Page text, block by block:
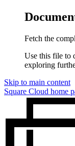
Fetch the
Use this file to
exploring
Skip to main content
Square Cloud home